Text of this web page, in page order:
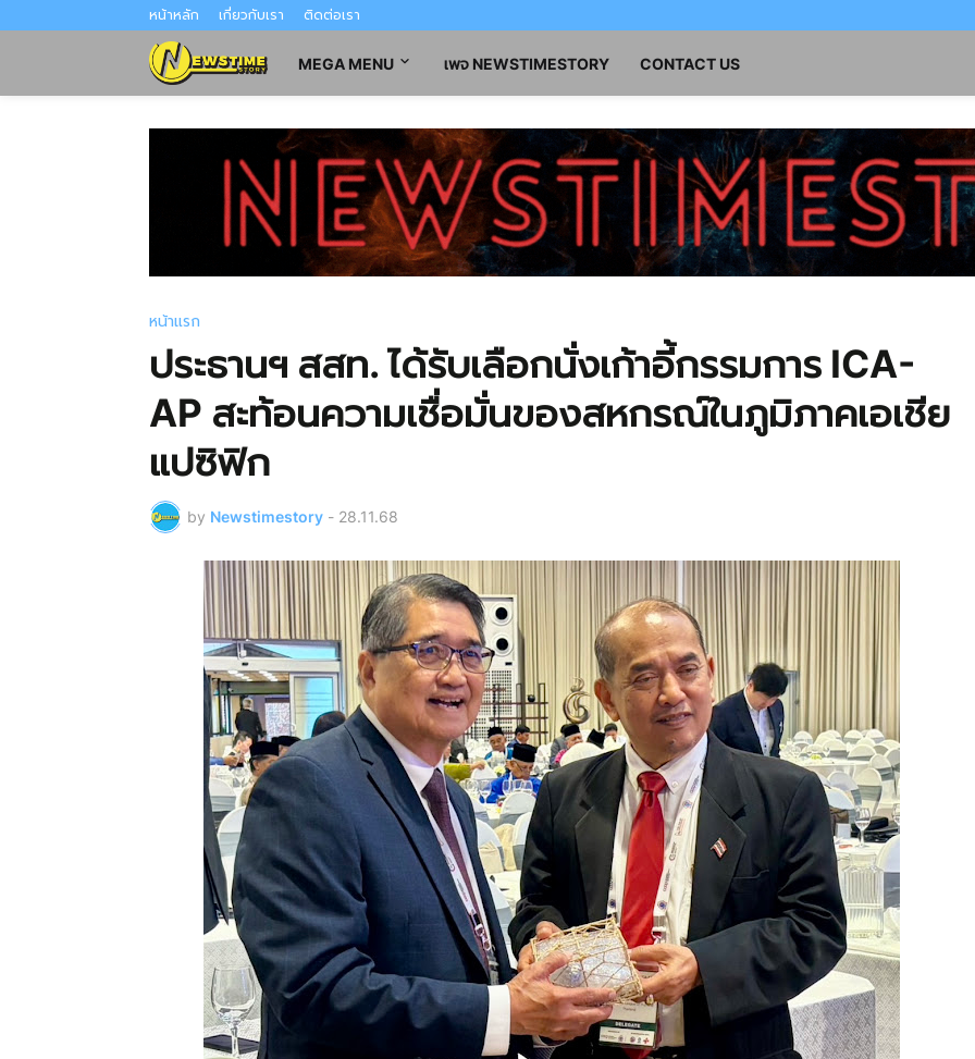
หน้าหลัก เกี่ยวกับเรา ติดต่อเรา
MEGA MENU เพจ NEWSTIMESTORY CONTACT US
หน้าแรก
ประธานฯ สสท. ได้รับเลือกนั่งเก้าอี้กรรมการ ICA-
AP สะท้อนความเชื่อมั่นของสหกรณ์ในภูมิภาคเอเชีย
แปซิฟิก
by Newstimestory - 28.11.68